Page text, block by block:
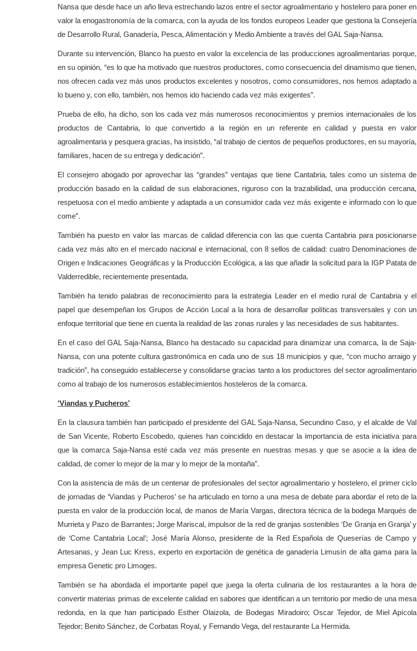
Nansa que desde hace un año lleva estrechando lazos entre el sector agroalimentario y hostelero para poner en
valor la enogastronomía de la comarca, con la ayuda de los fondos europeos Leader que gestiona la Consejería
de Desarrollo Rural, Ganadería, Pesca, Alimentación y Medio Ambiente a través del GAL Saja-Nansa.
Durante su intervención, Blanco ha puesto en valor la excelencia de las producciones agroalimentarias porque,
en su opinión, “es lo que ha motivado que nuestros productores, como consecuencia del dinamismo que tienen,
nos ofrecen cada vez más unos productos excelentes y nosotros, como consumidores, nos hemos adaptado a
lo bueno y, con ello, también, nos hemos ido haciendo cada vez más exigentes”.
Prueba de ello, ha dicho, son los cada vez más numerosos reconocimientos y premios internacionales de los
productos de Cantabria, lo que convertido a la región en un referente en calidad y puesta en valor
agroalimentaria y pesquera gracias, ha insistido, “al trabajo de cientos de pequeños productores, en su mayoría,
familiares, hacen de su entrega y dedicación”.
El consejero abogado por aprovechar las “grandes” ventajas que tiene Cantabria, tales como un sistema de
producción basado en la calidad de sus elaboraciones, riguroso con la trazabilidad, una producción cercana,
respetuosa con el medio ambiente y adaptada a un consumidor cada vez más exigente e informado con lo que
come”.
También ha puesto en valor las marcas de calidad diferencia con las que cuenta Cantabria para posicionarse
cada vez más alto en el mercado nacional e internacional, con 8 sellos de calidad: cuatro Denominaciones de
Origen e Indicaciones Geográficas y la Producción Ecológica, a las que añadir la solicitud para la IGP Patata de
Valderredible, recientemente presentada.
También ha tenido palabras de reconocimiento para la estrategia Leader en el medio rural de Cantabria y el
papel que desempeñan los Grupos de Acción Local a la hora de desarrollar políticas transversales y con un
enfoque territorial que tiene en cuenta la realidad de las zonas rurales y las necesidades de sus habitantes.
En el caso del GAL Saja-Nansa, Blanco ha destacado su capacidad para dinamizar una comarca, la de Saja-
Nansa, con una potente cultura gastronómica en cada uno de sus 18 municipios y que, “con mucho arraigo y
tradición”, ha conseguido establecerse y consolidarse gracias tanto a los productores del sector agroalimentario
como al trabajo de los numerosos establecimientos hosteleros de la comarca.
‘Viandas y Pucheros’
En la clausura también han participado el presidente del GAL Saja-Nansa, Secundino Caso, y el alcalde de Val
de San Vicente, Roberto Escobedo, quienes han coincidido en destacar la importancia de esta iniciativa para
que la comarca Saja-Nansa esté cada vez más presente en nuestras mesas y que se asocie a la idea de
calidad, de comer lo mejor de la mar y lo mejor de la montaña”.
Con la asistencia de más de un centenar de profesionales del sector agroalimentario y hostelero, el primer ciclo
de jornadas de ‘Viandas y Pucheros’ se ha articulado en torno a una mesa de debate para abordar el reto de la
puesta en valor de la producción local, de manos de María Vargas, directora técnica de la bodega Marqués de
Murrieta y Pazo de Barrantes; Jorge Mariscal, impulsor de la red de granjas sostenibles ‘De Granja en Granja’ y
de ‘Come Cantabria Local’; José María Alonso, presidente de la Red Española de Queserías de Campo y
Artesanas, y Jean Luc Kress, experto en exportación de genética de ganadería Limusín de alta gama para la
empresa Genetic pro Limoges.
También se ha abordada el importante papel que juega la oferta culinaria de los restaurantes a la hora de
convertir materias primas de excelente calidad en sabores que identifican a un territorio por medio de una mesa
redonda, en la que han participado Esther Olaizola, de Bodegas Miradoiro; Oscar Tejedor, de Miel Apícola
Tejedor; Benito Sánchez, de Corbatas Royal, y Fernando Vega, del restaurante La Hermida.